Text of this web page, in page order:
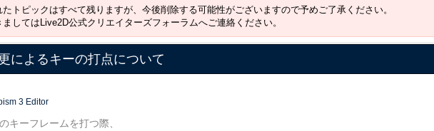
トピックはすべて残りますが、今後削除する可能性がございますので予めご了承ください。
してはLive2D公式クリエイターズフォーラムへご連絡ください。
によるキーの打点について
3 Editor
キーフレームを打つ際、